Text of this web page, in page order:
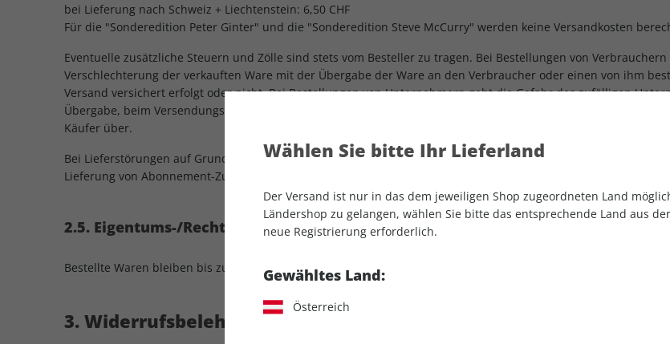
bei Lieferung nach Schweiz + Liechtenstein: 6,50 CHF
Für die "Sonderedition Peter Ginter" und die "Sonderedition Steve McCurry" werden keine Versandkosten
Eventuelle zusätzliche Steuern und Zölle sind stets vom Besteller zu tragen. Bei Bestellungen von
Verschlechterung der verkauften Ware mit der Übergabe der Ware an den Verbraucher oder einen von ihm
Versand versichert erfolgt oder nicht. Bei Bestellungen von Unternehmern geht die Gefahr des zufälligen
Übergabe, beim Versendungskauf mit der Auslieferung der Ware an den Spediteur oder der sonst zur
Käufer über.
Bei Lieferstörungen auf Grund höherer Gewalt (auch Streiks und Aussperrungen) ruhen die
Lieferung von Abonnement-Zugaben und -Prämienartikeln erfolgt, solange der Vorrat reicht. Der Verkäufer
2.5. Eigentums-/Rechtevorbehalt
Bestellte Waren bleiben bis zur vollständigen Bezahlung der vereinbarten Vergütung im Eigentum des
3. Widerrufsbelehrung
Wählen Sie bitte Ihr Lieferland
Der Versand ist nur in das dem jeweiligen Shop zugeordneten Land
Ländershop zu gelangen, wählen Sie bitte das entsprechende Land aus
neue Registrierung erforderlich.
Gewähltes Land:
Österreich